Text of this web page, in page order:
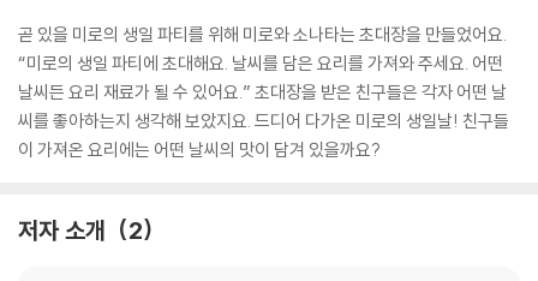
곧 있을 미로의 생일 파티를 위해 미로와 소나타는 초대장을 만들었어요.
“미로의 생일 파티에 초대해요. 날씨를 담은 요리를 가져와 주세요. 어떤
날씨든 요리 재료가 될 수 있어요.” 초대장을 받은 친구들은 각자 어떤 날
씨를 좋아하는지 생각해 보았지요. 드디어 다가온 미로의 생일날! 친구들
이 가져온 요리에는 어떤 날씨의 맛이 담겨 있을까요?
저자 소개 2